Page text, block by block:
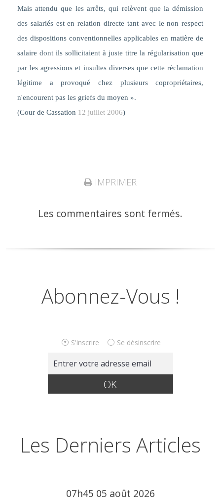
Mais attendu que les arrêts, qui relèvent que la démission
des salariés est en relation directe tant avec le non respect
des dispositions conventionnelles applicables en matière de
salaire dont ils sollicitaient à juste titre la régularisation que
par les agressions et insultes diverses que cette réclamation
légitime a provoqué chez plusieurs copropriétaires,
n'encourent pas les griefs du moyen ».
(Cour de Cassation 12 juillet 2006)
IMPRIMER
Les commentaires sont fermés.
Abonnez-Vous !
S'inscrire Se désinscrire
Les Derniers Articles
07h45 05 août 2026